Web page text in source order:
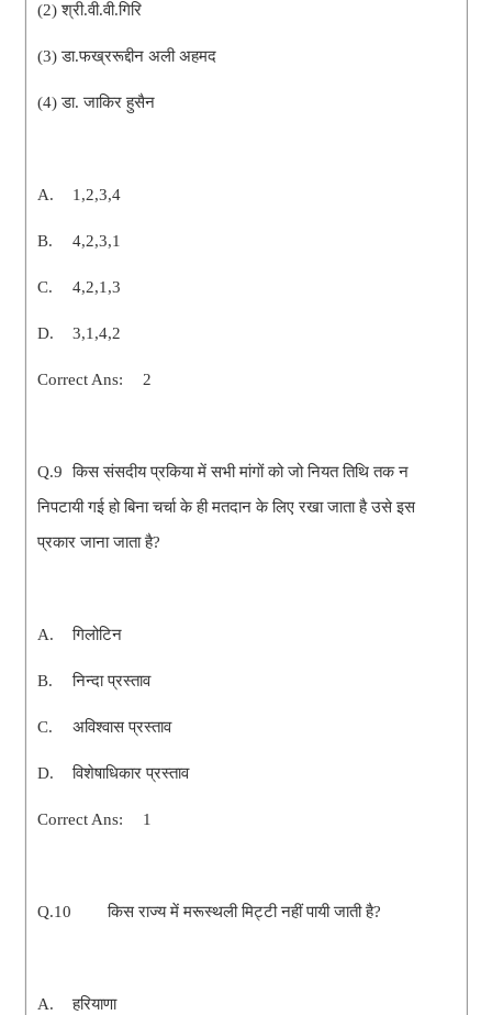
(2) श्री.वी.वी.गिरि
(3) डा.फख्ररूद्दीन अली अहमद
(4) डा. जाकिर हुसैन
A. 1,2,3,4
B. 4,2,3,1
C. 4,2,1,3
D. 3,1,4,2
Correct Ans: 2
Q.9
किस संसदीय प्रकिया में सभी मांगों को जो नियत तिथि तक न
निपटायी गई हो बिना चर्चा के ही मतदान के लिए रखा जाता है उसे इस
प्रकार जाना जाता है?
A. गिलोटिन
B. निन्दा प्रस्ताव
C. अविश्वास प्रस्ताव
D. विशेषाधिकार प्रस्ताव
Correct Ans: 1
Q.10 किस राज्य में मरूस्थली मिट्टी नहीं पायी जाती है?
A. हरियाणा